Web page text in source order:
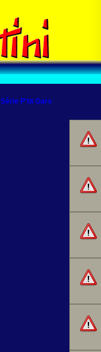
Série P'tit Gars